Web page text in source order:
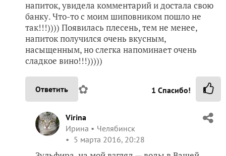
напиток, увидела комментарий и достала свою
банку. Что-то с моим шиповником пошло не
так!!!)))) Появилась плесень, тем не менее,
напиток получился очень вкусным,
насыщенным, но слегка напоминает очень
сладкое вино!!!)))))
Ответить ✿ 1 Спасибо!
Virina
Ирина
Челябинск
5 марта 2016, 20:28